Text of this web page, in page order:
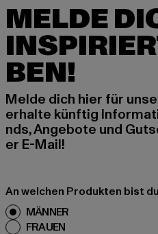
MELDE
BEN!
Melde dich hier für
erhalte künftig
nds, Angebote und
er E-Mail!
An welchen Produkten bist
MÄNNER
FRAUEN